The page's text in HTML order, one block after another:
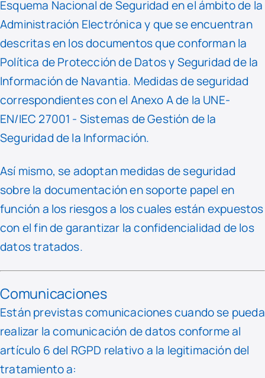
Esquema Nacional de Seguridad en el ámbito de la
Administración Electrónica y que se encuentran
descritas en los documentos que conforman la
Política de Protección de Datos y Seguridad de la
Información de Navantia. Medidas de seguridad
correspondientes con el Anexo A de la UNE-
EN/IEC 27001 - Sistemas de Gestión de la
Seguridad de la Información.
Así mismo, se adoptan medidas de seguridad
sobre la documentación en soporte papel en
función a los riesgos a los cuales están expuestos
con el fin de garantizar la confidencialidad de los
datos tratados.
Comunicaciones
Están previstas comunicaciones cuando se pueda
realizar la comunicación de datos conforme al
artículo 6 del RGPD relativo a la legitimación del
tratamiento a: